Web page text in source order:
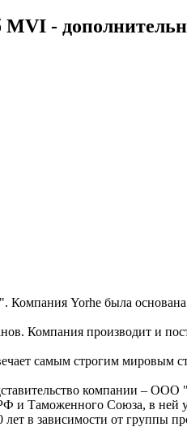
MVI -
Yorhe была
Компания производит и
самым строгим мировым
компании –
и Таможенного Союза, в
лет в зависимости от группы